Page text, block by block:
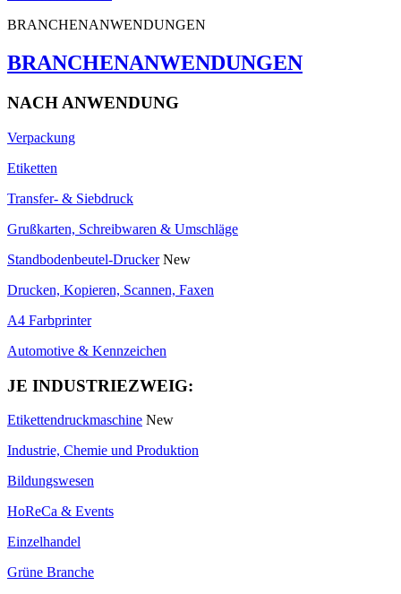
BRANCHENANWENDUNGEN
BRANCHENANWENDUNGEN
NACH ANWENDUNG
Verpackung
Etiketten
Transfer- & Siebdruck
Grußkarten, Schreibwaren & Umschläge
Standbodenbeutel-Drucker New
Drucken, Kopieren, Scannen, Faxen
A4 Farbprinter
Automotive & Kennzeichen
JE INDUSTRIEZWEIG:
Etikettendruckmaschine New
Industrie, Chemie und Produktion
Bildungswesen
HoReCa & Events
Einzelhandel
Grüne Branche